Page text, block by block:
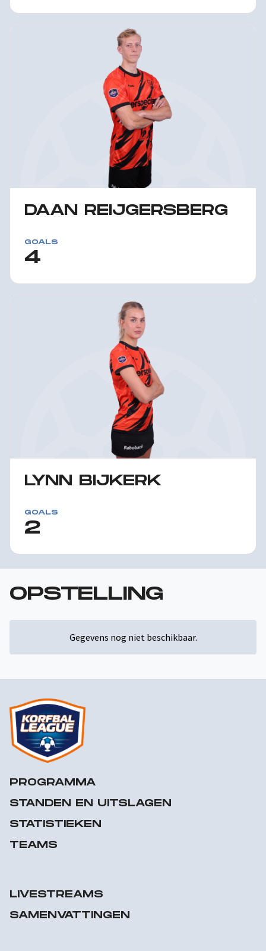
DAAN REIJGERSBERG
GOALS
4
LYNN BIJKERK
GOALS
2
OPSTELLING
Gegevens nog niet beschikbaar.
PROGRAMMA
STANDEN EN UITSLAGEN
STATISTIEKEN
TEAMS
LIVESTREAMS
SAMENVATTINGEN